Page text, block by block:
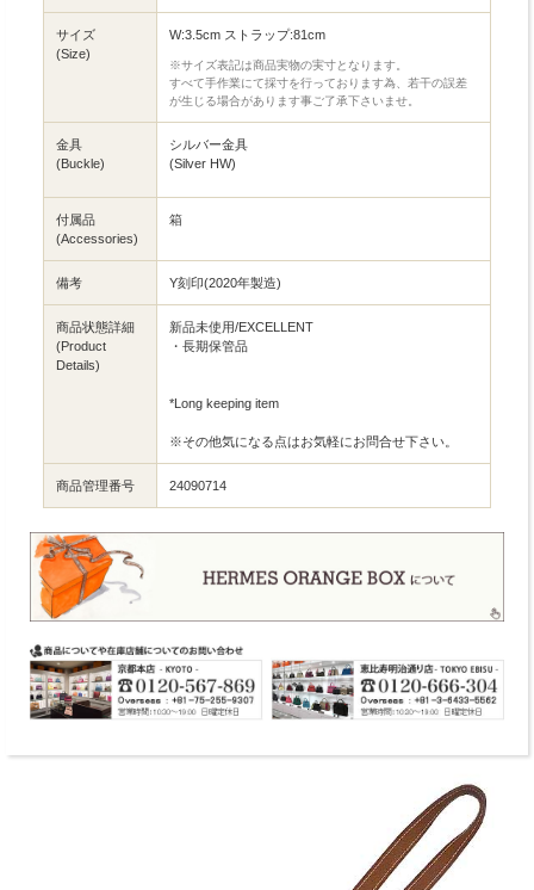
サイズ
(Size)
W:3.5cm ストラップ:81cm
※サイズ表記は商品実物の実寸となります。
すべて手作業にて採寸を行っております為、若干の誤差
が生じる場合があります事ご了承下さいませ。
金具
(Buckle)
シルバー金具
(Silver HW)
付属品
(Accessories)
箱
備考 Y刻印(2020年製造)
商品状態詳細
(Product
Details)
新品未使用/EXCELLENT
・長期保管品
*Long keeping item
※その他気になる点はお気軽にお問合せ下さい。
商品管理番号 24090714